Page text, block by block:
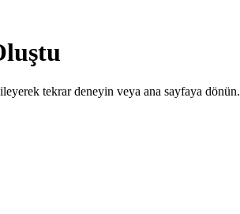
tekrar deneyin veya ana sayfaya dönün.